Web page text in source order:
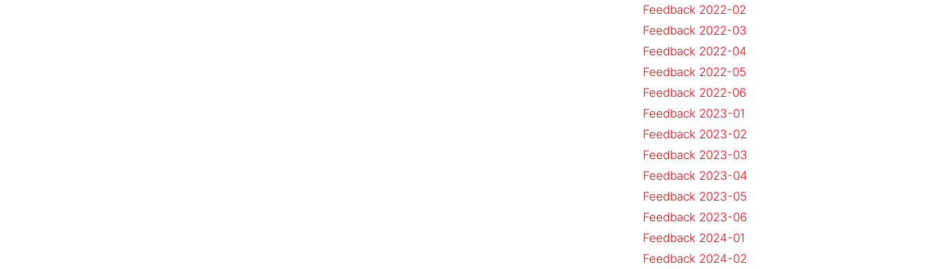
Feedback 2022-02
Feedback 2022-03
Feedback 2022-04
Feedback 2022-05
Feedback 2022-06
Feedback 2023-01
Feedback 2023-02
Feedback 2023-03
Feedback 2023-04
Feedback 2023-05
Feedback 2023-06
Feedback 2024-01
Feedback 2024-02